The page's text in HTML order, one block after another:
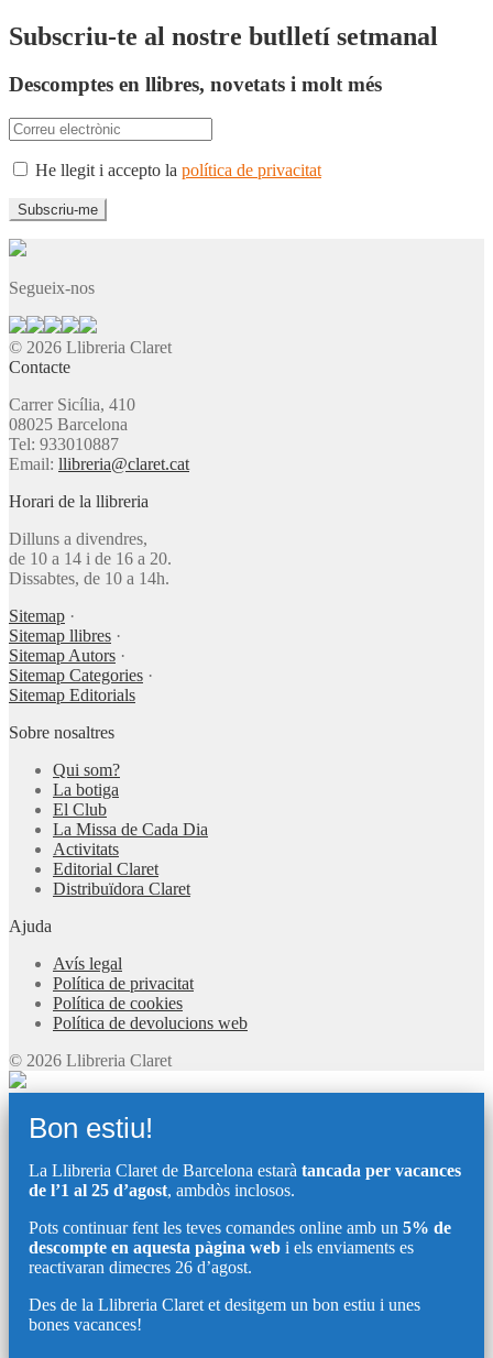
Subscriu-te al nostre butlletí setmanal
Descomptes en llibres, novetats i molt més
He llegit i accepto la política de privacitat
Segueix-nos
© 2026 Llibreria Claret
Contacte
Carrer Sicília, 410
08025 Barcelona
Tel: 933010887
Email: llibreria@claret.cat
Horari de la llibreria
Dilluns a divendres,
de 10 a 14 i de 16 a 20.
Dissabtes, de 10 a 14h.
Sitemap ·
Sitemap llibres ·
Sitemap Autors ·
Sitemap Categories ·
Sitemap Editorials
Sobre nosaltres
Qui som?
La botiga
El Club
La Missa de Cada Dia
Activitats
Editorial Claret
Distribuïdora Claret
Ajuda
Avís legal
Política de privacitat
Política de cookies
Política de devolucions web
© 2026 Llibreria Claret
Bon estiu!
La Llibreria Claret de Barcelona estarà tancada per vacances
de l’1 al 25 d’agost, ambdòs inclosos.
Pots continuar fent les teves comandes online amb un 5% de
descompte en aquesta pàgina web i els enviaments es
reactivaran dimecres 26 d’agost.
Des de la Llibreria Claret et desitgem un bon estiu i unes
bones vacances!